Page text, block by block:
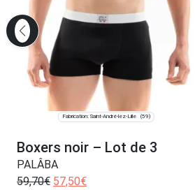
Fabrication: Saint-André-lez-Lille (59)
Boxers noir – Lot de 3
PALÂBA
59,70€ 57,50€